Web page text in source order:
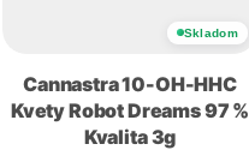
Skladom
Cannastra 10-OH-HHC
Kvety Robot Dreams 97 %
Kvalita 3g